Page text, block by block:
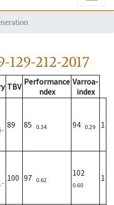
129-212-2017
TBV Performance
ndex
Varroa-
index
89 85 0.34 94 0.29 1
100 97 0.62
102
0.60
1